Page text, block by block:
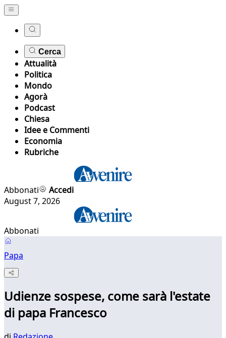
Cerca
Attualità
Politica
Mondo
Agorà
Podcast
Chiesa
Idee e Commenti
Economia
Rubriche
Abbonati
Accedi
August 7, 2026
Abbonati
Papa
Udienze sospese, come sarà l'estate
di papa Francesco